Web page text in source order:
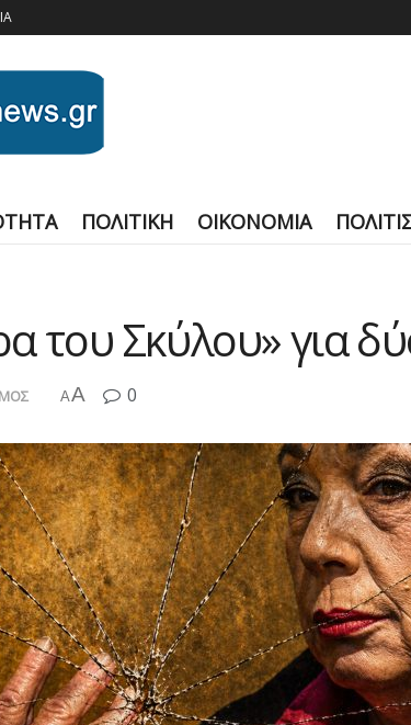
ΠΟΛΙΤΙΚΗ ΟΙΚΟΝΟΜΙΑ
του Σκύλου» για
AA 0